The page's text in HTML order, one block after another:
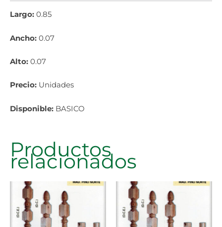
Largo: 0.85
Ancho: 0.07
Alto: 0.07
Precio: Unidades
Disponible: BASICO
Productos
relacionados